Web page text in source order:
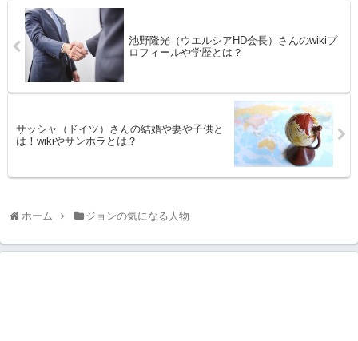
池野隆光（ウエルシアHD会長）さんのwikiプ
ロフィールや学歴とは？
サッシャ（ドイツ）さんの結婚や妻や子供と
は！wikiやサンホラとは？
ホーム ジョンの気になる人物